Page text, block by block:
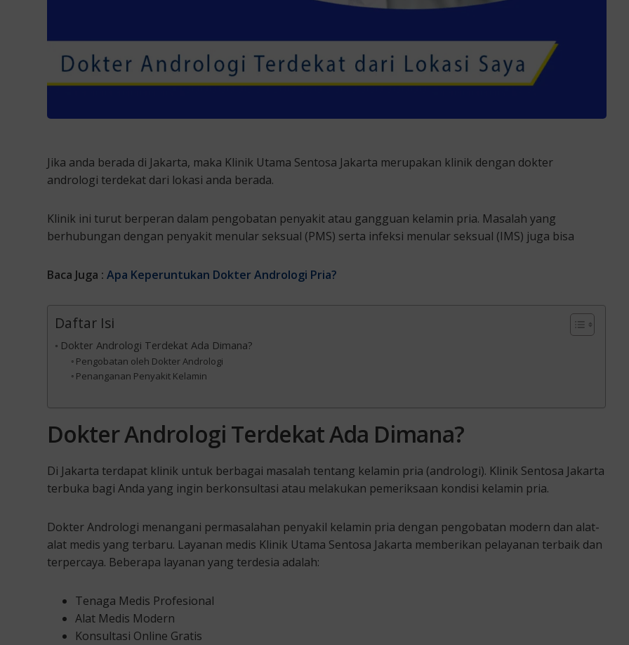
Jika anda berada di Jakarta, maka Klinik Utama Sentosa Jakarta merupakan klinik dengan dokter
andrologi terdekat dari lokasi anda berada.
Klinik ini turut berperan dalam pengobatan penyakit atau gangguan kelamin pria. Masalah yang
berhubungan dengan penyakit menular seksual (PMS) serta infeksi menular seksual (IMS) juga bisa
Baca Juga : Apa Keperuntukan Dokter Andrologi Pria?
Daftar Isi
Dokter Andrologi Terdekat Ada Dimana?
Pengobatan oleh Dokter Andrologi
Penanganan Penyakit Kelamin
Dokter Andrologi Terdekat Ada Dimana?
Di Jakarta terdapat klinik untuk berbagai masalah tentang kelamin pria (andrologi). Klinik Sentosa Jakarta
terbuka bagi Anda yang ingin berkonsultasi atau melakukan pemeriksaan kondisi kelamin pria.
Dokter Andrologi menangani permasalahan penyakil kelamin pria dengan pengobatan modern dan alat-
alat medis yang terbaru. Layanan medis Klinik Utama Sentosa Jakarta memberikan pelayanan terbaik dan
terpercaya. Beberapa layanan yang terdesia adalah:
Tenaga Medis Profesional
Alat Medis Modern
Konsultasi Online Gratis